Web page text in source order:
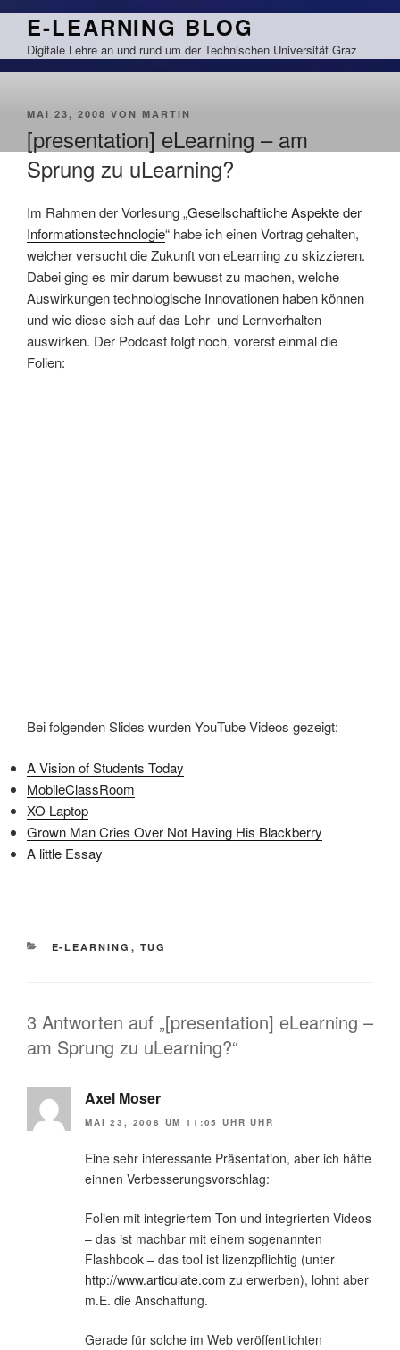
Zum
springen
E-LEARNING BLOG
Digitale Lehre an und rund um der Technischen Universität Graz
VERÖFFENTLICHT
MAI 23, 2008 VON MARTIN
[presentation] eLearning – am
Sprung zu uLearning?
Im Rahmen der Vorlesung „Gesellschaftliche Aspekte der
Informationstechnologie“ habe ich einen Vortrag gehalten,
welcher versucht die Zukunft von eLearning zu skizzieren.
Dabei ging es mir darum bewusst zu machen, welche
Auswirkungen technologische Innovationen haben können
und wie diese sich auf das Lehr- und Lernverhalten
auswirken. Der Podcast folgt noch, vorerst einmal die
Folien:
Bei folgenden Slides wurden YouTube Videos gezeigt:
A Vision of Students Today
MobileClassRoom
XO Laptop
Grown Man Cries Over Not Having His Blackberry
A little Essay
KATEGORIEN
E-LEARNING , TUG
3 Antworten auf „[presentation] eLearning –
am Sprung zu uLearning?“
Axel Moser
MAI 23, 2008 UM 11:05 UHR UHR
Eine sehr interessante Präsentation, aber ich hätte
einnen Verbesserungsvorschlag:
Folien mit integriertem Ton und integrierten Videos
– das ist machbar mit einem sogenannten
Flashbook – das tool ist lizenzpflichtig (unter
http://www.articulate.com zu erwerben), lohnt aber
m.E. die Anschaffung.
Gerade für solche im Web veröffentlichten